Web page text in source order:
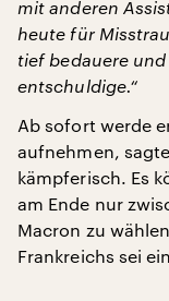
mit anderen
heute für
tief bedauere
entschuldige.“
Ab sofort werde
aufnehmen,
kämpferisch. Es
am Ende nur
Macron zu
Frankreichs sei